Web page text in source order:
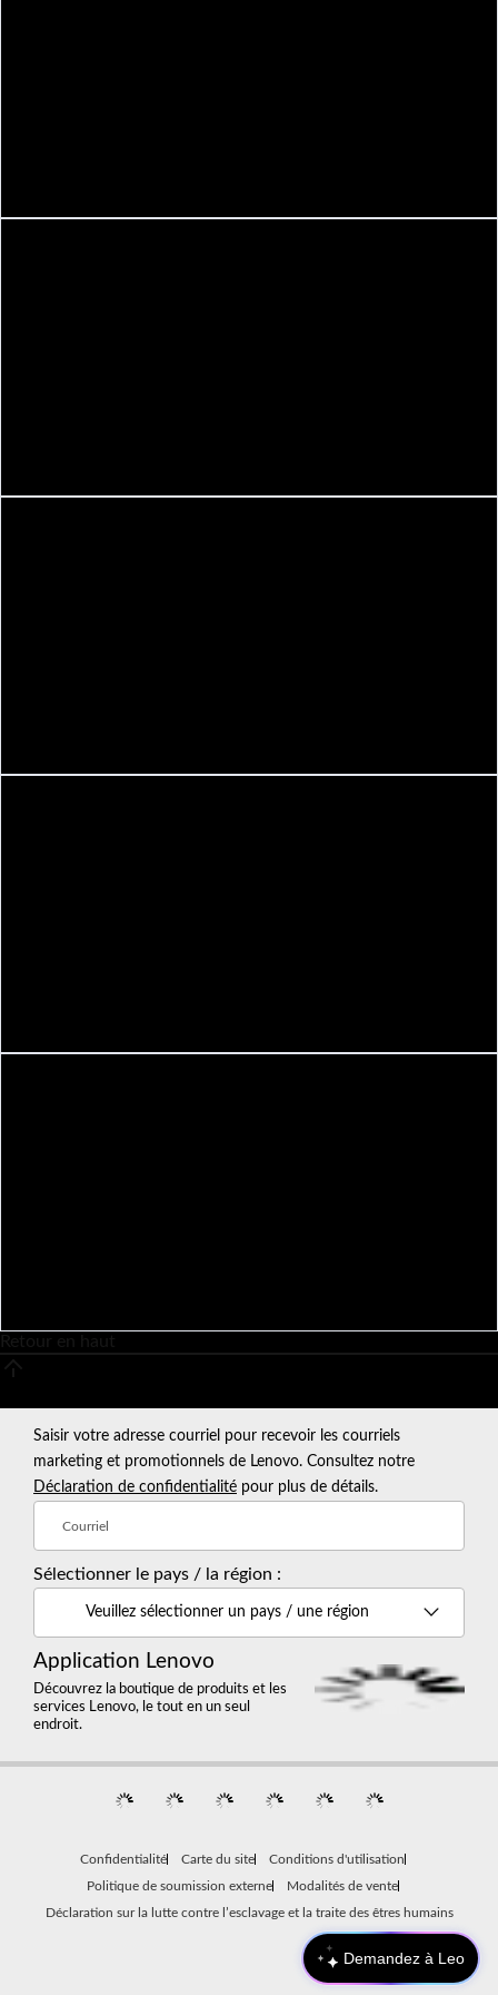
Demandez à Leo
Saisir votre adresse courriel pour recevoir les courriels
marketing et promotionnels de Lenovo. Consultez notre
Déclaration de confidentialité pour plus de détails.
Courriel
Sélectionner le pays / la région :
Veuillez sélectionner un pays / une région
Application Lenovo
Découvrez la boutique de produits et les
services Lenovo, le tout en un seul
endroit.
Confidentialité Carte du site
Conditions d'utilisation
Politique de soumission externe
Modalités de vente
Déclaration sur la lutte contre l’esclavage et la traite des êtres humains